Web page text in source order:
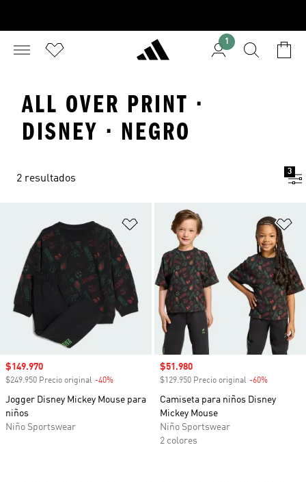
1
ALL OVER PRINT ·
DISNEY · NEGRO
2 resultados
3
Añadir a la lista de deseos
Precio de venta
$149.970
$249.950 Precio original -40%
Jogger Disney Mickey Mouse para
niños
Niño Sportswear
Precio de venta
$51.980
$129.950 Precio original -60%
Camiseta para niños Disney
Mickey Mouse
Niño Sportswear
2 colores